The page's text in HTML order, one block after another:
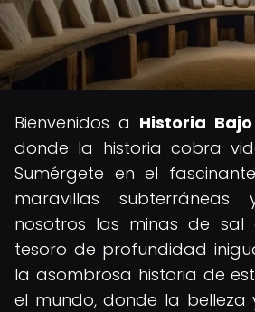
Bienvenidos a Historia
donde la historia cobra
Sumérgete en el
maravillas
nosotros las minas de sal
tesoro de profundidad
la asombrosa historia de
el mundo, donde la belleza